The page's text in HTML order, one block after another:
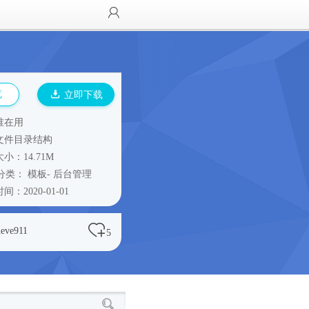
立即下载
在用
件目录结构
小：14.71M
类： 模板- 后台管理
间：2020-01-01
5